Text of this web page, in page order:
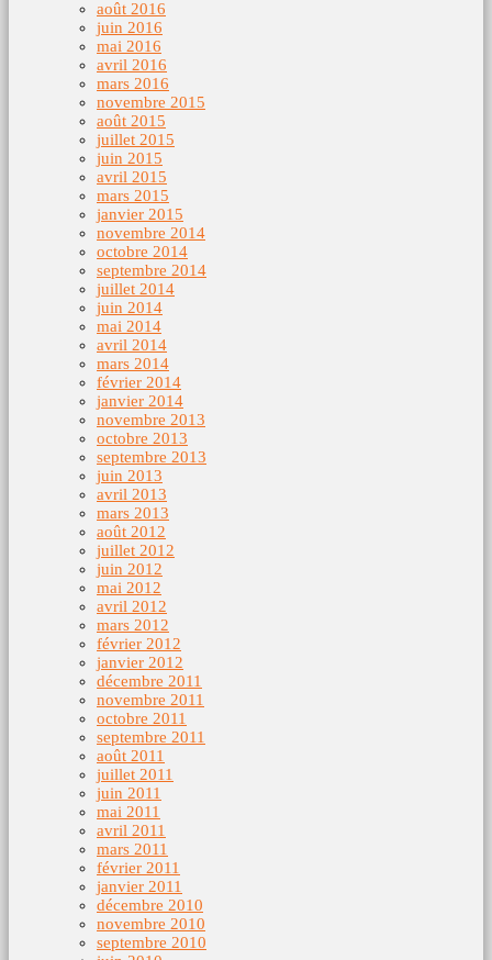
août 2016
juin 2016
mai 2016
avril 2016
mars 2016
novembre 2015
août 2015
juillet 2015
juin 2015
avril 2015
mars 2015
janvier 2015
novembre 2014
octobre 2014
septembre 2014
juillet 2014
juin 2014
mai 2014
avril 2014
mars 2014
février 2014
janvier 2014
novembre 2013
octobre 2013
septembre 2013
juin 2013
avril 2013
mars 2013
août 2012
juillet 2012
juin 2012
mai 2012
avril 2012
mars 2012
février 2012
janvier 2012
décembre 2011
novembre 2011
octobre 2011
septembre 2011
août 2011
juillet 2011
juin 2011
mai 2011
avril 2011
mars 2011
février 2011
janvier 2011
décembre 2010
novembre 2010
septembre 2010